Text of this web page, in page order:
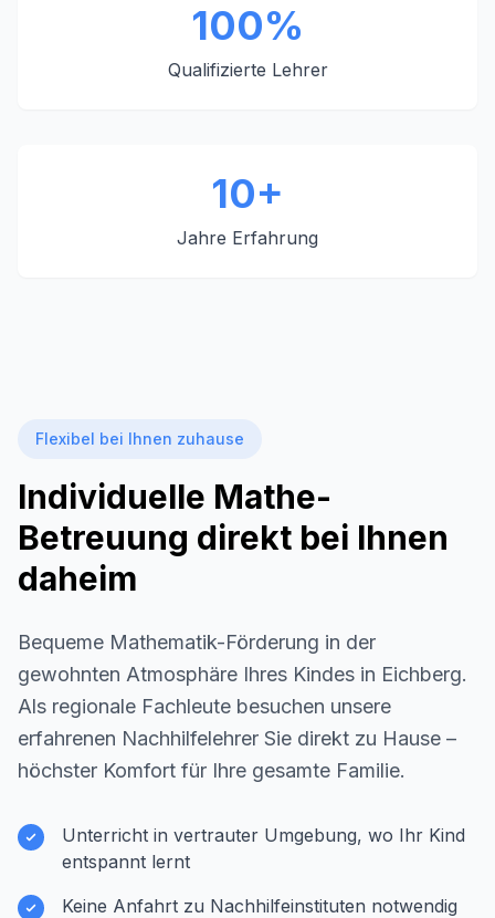
100%
Qualifizierte Lehrer
10+
Jahre Erfahrung
Flexibel bei Ihnen zuhause
Individuelle Mathe-
Betreuung direkt bei Ihnen
daheim
Bequeme Mathematik-Förderung in der
gewohnten Atmosphäre Ihres Kindes in Eichberg.
Als regionale Fachleute besuchen unsere
erfahrenen Nachhilfelehrer Sie direkt zu Hause –
höchster Komfort für Ihre gesamte Familie.
Unterricht in vertrauter Umgebung, wo Ihr Kind
entspannt lernt
Keine Anfahrt zu Nachhilfeinstituten notwendig